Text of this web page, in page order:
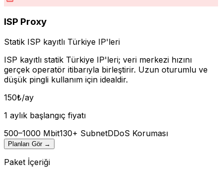
ISP Proxy
Statik ISP kayıtlı Türkiye IP'leri
ISP kayıtlı statik Türkiye IP'leri; veri merkezi hızını
gerçek operatör itibarıyla birleştirir. Uzun oturumlu ve
düşük pingli kullanım için idealdir.
150₺/ay
1 aylık başlangıç fiyatı
500–1000 Mbit130+ SubnetDDoS Koruması
Planları Gör →
Paket İçeriği